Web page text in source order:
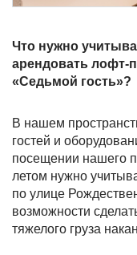
Что нужно
арендовать лофт-
«Седьмой гость»?
В нашем
гостей и
посещении нашего
летом нужно
по улице
возможности
тяжелого груза